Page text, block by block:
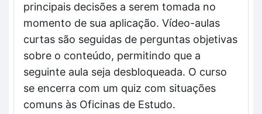
principais decisões a serem tomada no
momento de sua aplicação. Vídeo-aulas
curtas são seguidas de perguntas objetivas
sobre o conteúdo, permitindo que a
seguinte aula seja desbloqueada. O curso
se encerra com um quiz com situações
comuns às Oficinas de Estudo.